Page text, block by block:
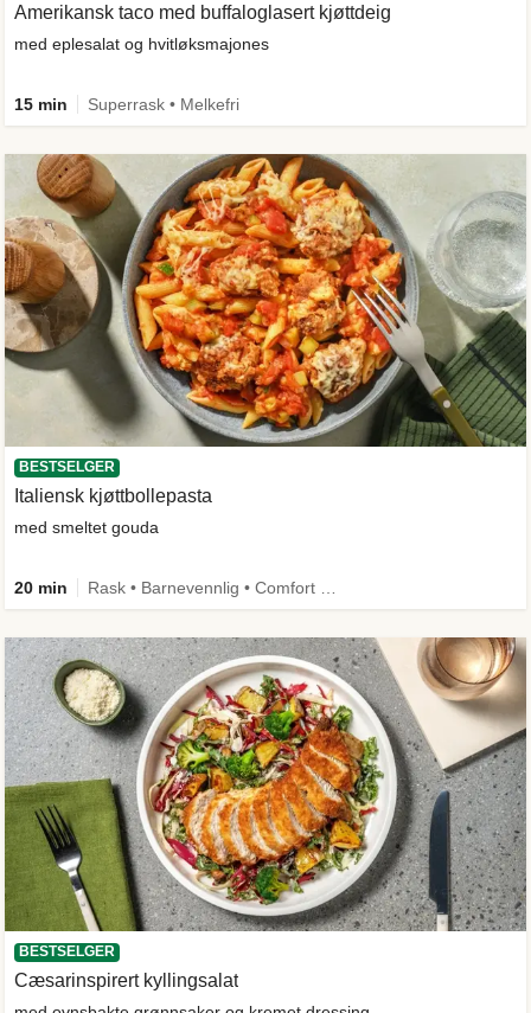
Amerikansk taco med buffaloglasert kjøttdeig
med eplesalat og hvitløksmajones
15 min Superrask • Melkefri
BESTSELGER
Italiensk kjøttbollepasta
med smeltet gouda
20 min
BESTSELGER
Cæsarinspirert kyllingsalat